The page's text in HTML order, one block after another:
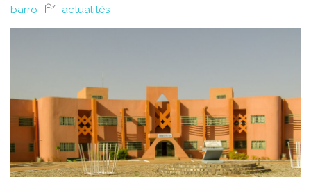
barro
actualités